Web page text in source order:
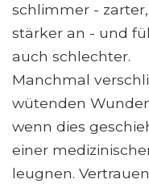
schlimmer -
stärker an - und
auch schlechter.
Manchmal
wütenden
wenn dies
einer
leugnen.